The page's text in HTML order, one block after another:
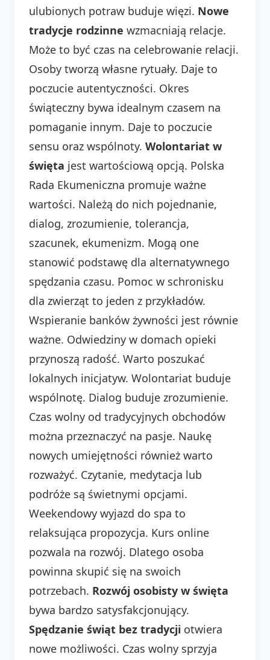
ulubionych potraw buduje więzi. Nowe
tradycje rodzinne wzmacniają relacje.
Może to być czas na celebrowanie relacji.
Osoby tworzą własne rytuały. Daje to
poczucie autentyczności. Okres
świąteczny bywa idealnym czasem na
pomaganie innym. Daje to poczucie
sensu oraz wspólnoty. Wolontariat w
święta jest wartościową opcją. Polska
Rada Ekumeniczna promuje ważne
wartości. Należą do nich pojednanie,
dialog, zrozumienie, tolerancja,
szacunek, ekumenizm. Mogą one
stanowić podstawę dla alternatywnego
spędzania czasu. Pomoc w schronisku
dla zwierząt to jeden z przykładów.
Wspieranie banków żywności jest równie
ważne. Odwiedziny w domach opieki
przynoszą radość. Warto poszukać
lokalnych inicjatyw. Wolontariat buduje
wspólnotę. Dialog buduje zrozumienie.
Czas wolny od tradycyjnych obchodów
można przeznaczyć na pasje. Naukę
nowych umiejętności również warto
rozważyć. Czytanie, medytacja lub
podróże są świetnymi opcjami.
Weekendowy wyjazd do spa to
relaksująca propozycja. Kurs online
pozwala na rozwój. Dlatego osoba
powinna skupić się na swoich
potrzebach. Rozwój osobisty w święta
bywa bardzo satysfakcjonujący.
Spędzanie świąt bez tradycji otwiera
nowe możliwości. Czas wolny sprzyja